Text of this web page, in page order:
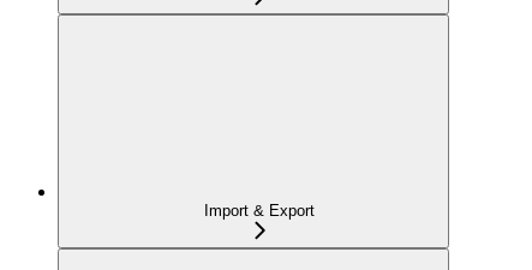
Import & Export